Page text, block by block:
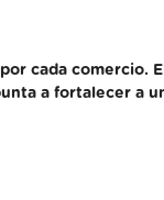
cada comercio.
a fortalecer a